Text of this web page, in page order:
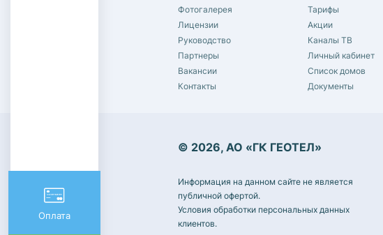
Оплата
Фотогалерея
Лицензии
Руководство
Партнеры
Вакансии
Контакты
Тарифы
Акции
Каналы ТВ
Личный кабинет
Список домов
Документы
© 2026, АО «ГК ГЕОТЕЛ»
Информация на данном сайте не является
публичной офертой.
Условия обработки персональных данных
клиентов.